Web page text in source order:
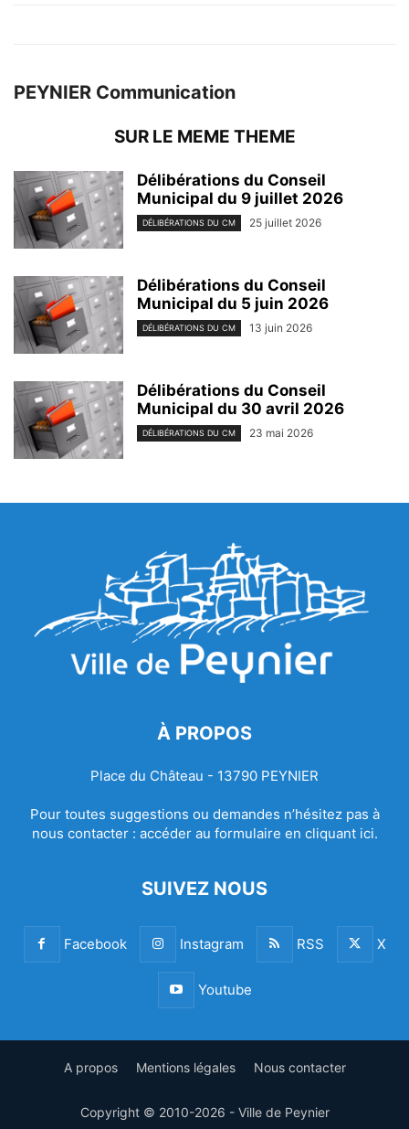
PEYNIER Communication
SUR LE MEME THEME
Délibérations du Conseil
Municipal du 9 juillet 2026
DÉLIBÉRATIONS DU CM 25 juillet 2026
Délibérations du Conseil
Municipal du 5 juin 2026
DÉLIBÉRATIONS DU CM 13 juin 2026
Délibérations du Conseil
Municipal du 30 avril 2026
DÉLIBÉRATIONS DU CM 23 mai 2026
À PROPOS
Place du Château - 13790 PEYNIER
Pour toutes suggestions ou demandes n’hésitez pas à
nous contacter : accéder au formulaire en cliquant ici.
SUIVEZ NOUS
Facebook Instagram RSS X
Youtube
A propos Mentions légales Nous contacter
Copyright © 2010-2026 - Ville de Peynier